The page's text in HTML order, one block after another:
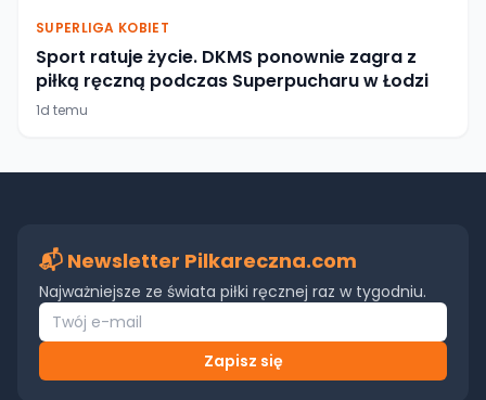
SUPERLIGA KOBIET
Sport ratuje życie. DKMS ponownie zagra z
piłką ręczną podczas Superpucharu w Łodzi
1d temu
📬 Newsletter Pilkareczna.com
Najważniejsze ze świata piłki ręcznej raz w tygodniu.
Zapisz się